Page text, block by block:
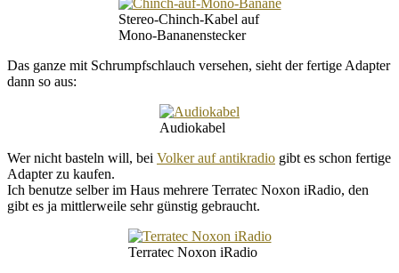
Stereo-Chinch-Kabel auf
Mono-Bananenstecker
Das ganze mit Schrumpfschlauch versehen, sieht der fertige Adapter
dann so aus:
Audiokabel
Wer nicht basteln will, bei Volker auf antikradio gibt es schon fertige
Adapter zu kaufen.
Ich benutze selber im Haus mehrere Terratec Noxon iRadio, den
gibt es ja mittlerweile sehr günstig gebraucht.
Terratec Noxon iRadio